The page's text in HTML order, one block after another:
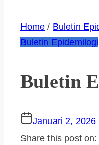
Home / Buletin
Buletin Epidemilogi
Buletin
Januari 2, 2026
Share this post on: